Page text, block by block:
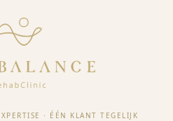
· ÉÉN KLANT TEGELIJK